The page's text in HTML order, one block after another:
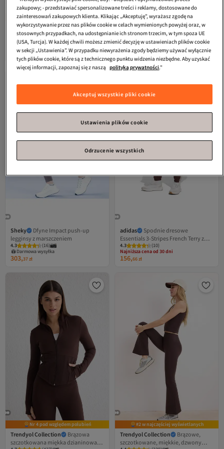
#9 w najczęściej wyświetlanych
Trendyol Collection
Brązowe
dwurzędowe legginsy sportowe z
dzianiny, z hiszpańskimi
rozkloszowanymi nogawkami i
detalami w talii, do jogi
THMAW23TY00005
(63 )
Najniższa cena od 7 dni
Darmowa wysyłka
Najniższa cena od 7 dni
162, zł
#4 w najczęściej wyświetlanych
eformoda by emre yılmaz
Brązowe, zimowe, trwałe,
sznurowane buty unisex typu
outdoor 4054
4.4 (108)
Darmowa wysyłka
241, 38
Sheky
Dfyne Impact push-up
legginsy z marszczeniem
4.3 (16)
Darmowa wysyłka
303,37zł
adidas
Spodnie dresowe
Essentials 3-Stripes French Terry z
mankietami
4.3 (10)
Najniższa cena od 30 dni
Darmowa wysyłka
Najniższa cena od 30 dni
156,66zł
Nr 4 pod względem polubień
Trendyol Collection
Brązowa
szczotkowana miękka dzianinowa
#2 w najczęściej wyświetlanych
Trendyol Collection
Brązowe,
szczotkowane, miękkie, dzwony
zakupowy; - przedstawiać spersonalizowane treści i reklamy, dostosowane do
zainteresowań zakupowych klienta. Klikając „Akceptuję”, wyrażasz zgodę na
wykorzystywanie przez nas plików cookie w celach wymienionych powyżej oraz, w
stosownych przypadkach, na udostępnianie ich stronom trzecim, w tym spoza UE
(USA, Turcja). W każdej chwili możesz zmienić decyzję w ustawieniach plików cookie
w sekcji „Ustawienia”. W przypadku niewyrażenia zgody będziemy używać wyłącznie
tych plików cookie, które są z technicznego punktu widzenia niezbędne. Aby uzyskać
więcej informacji, zapoznaj się z naszą
polityką prywatności."
Akceptuj wszystkie pliki cookie
Ustawienia plików cookie
Odrzucenie wszystkich